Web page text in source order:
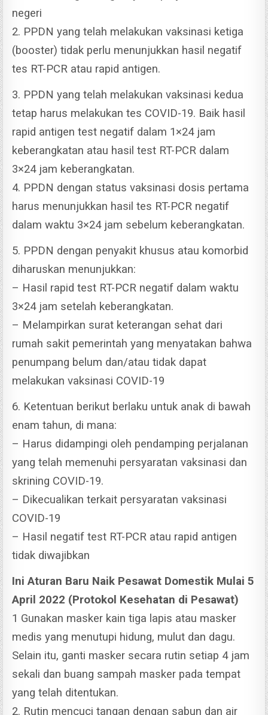
negeri
2. PPDN yang telah melakukan vaksinasi ketiga
(booster) tidak perlu menunjukkan hasil negatif
tes RT-PCR atau rapid antigen.
3. PPDN yang telah melakukan vaksinasi kedua
tetap harus melakukan tes COVID-19. Baik hasil
rapid antigen test negatif dalam 1×24 jam
keberangkatan atau hasil test RT-PCR dalam
3×24 jam keberangkatan.
4. PPDN dengan status vaksinasi dosis pertama
harus menunjukkan hasil tes RT-PCR negatif
dalam waktu 3×24 jam sebelum keberangkatan.
5. PPDN dengan penyakit khusus atau komorbid
diharuskan menunjukkan:
– Hasil rapid test RT-PCR negatif dalam waktu
3×24 jam setelah keberangkatan.
– Melampirkan surat keterangan sehat dari
rumah sakit pemerintah yang menyatakan bahwa
penumpang belum dan/atau tidak dapat
melakukan vaksinasi COVID-19
6. Ketentuan berikut berlaku untuk anak di bawah
enam tahun, di mana:
– Harus didampingi oleh pendamping perjalanan
yang telah memenuhi persyaratan vaksinasi dan
skrining COVID-19.
– Dikecualikan terkait persyaratan vaksinasi
COVID-19
– Hasil negatif test RT-PCR atau rapid antigen
tidak diwajibkan
Ini Aturan Baru Naik Pesawat Domestik Mulai 5
April 2022 (Protokol Kesehatan di Pesawat)
1 Gunakan masker kain tiga lapis atau masker
medis yang menutupi hidung, mulut dan dagu.
Selain itu, ganti masker secara rutin setiap 4 jam
sekali dan buang sampah masker pada tempat
yang telah ditentukan.
2. Rutin mencuci tangan dengan sabun dan air